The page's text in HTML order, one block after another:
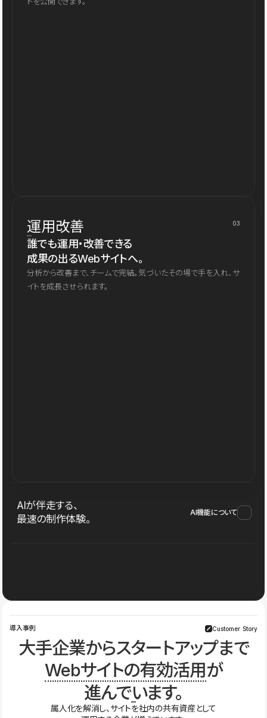
運用改善 03
誰でも運用・改善できる
成果の出るWebサイトへ。
分析から改善まで、チームで完結。気づいたその場で手を入れ、サ
イトを成長させられます。
AIが伴走する、
最速の制作体験。
AI機能について
導入事例 Customer Story
大手企業からスタートアップまで
Webサイトの有効活用が
進んでいます。
属人化を解消し、サイトを社内の共有資産として